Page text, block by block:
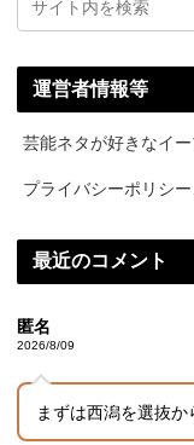
運営者情報等
芸能ネタが好きなイ
プライバシーポリシ
最近のコメント
匿名
2026/8/09
まずは西潟を選抜